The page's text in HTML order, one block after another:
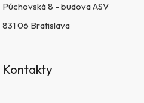
Púchovská 8 - budova ASV
831 06 Bratislava
Kontakty